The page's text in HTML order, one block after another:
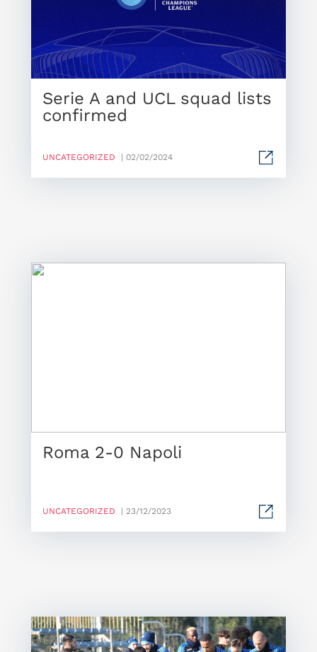
Serie A and UCL squad lists
confirmed
UNCATEGORIZED | 02/02/2024
Roma 2-0 Napoli
UNCATEGORIZED | 23/12/2023